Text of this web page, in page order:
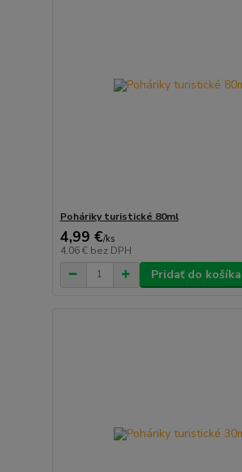
Poháriky turistické 80ml
4,99 €/ks
4,06 € bez DPH
Pridať do košíka